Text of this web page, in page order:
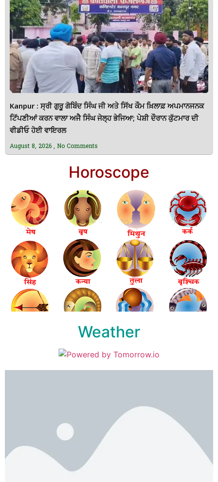
Kanpur : ਸ੍ਰੀ ਗੁਰੂ ਗੋਬਿੰਦ ਸਿੰਘ ਜੀ ਅਤੇ ਸਿੱਖ ਕੌਮ ਖ਼ਿਲਾਫ਼ ਅਪਮਾਨਜਨਕ
ਟਿੱਪਣੀਆਂ ਕਰਨ ਵਾਲਾ ਅਜੈ ਸਿੰਘ ਜੇਲ੍ਹ ਭੇਜਿਆ; ਪੇਸ਼ੀ ਦੌਰਾਨ ਕੁੱਟਮਾਰ ਦੀ
ਵੀਡੀਓ ਹੋਈ ਵਾਇਰਲ
August 8, 2026 No Comments
Horoscope
Weather